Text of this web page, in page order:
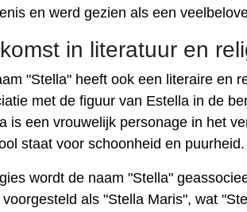
en werd gezien als een
in literatuur en
"Stella" heeft ook een literaire en
met de figuur van Estella in de
is een vrouwelijk personage in het
staat voor schoonheid en puurheid.
wordt de naam "Stella"
als "Stella Maris", wat